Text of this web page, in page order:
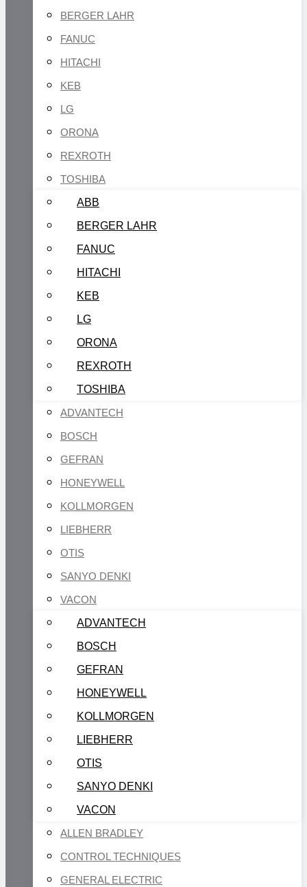
BERGER LAHR
FANUC
HITACHI
KEB
LG
ORONA
REXROTH
TOSHIBA
ABB
BERGER LAHR
FANUC
HITACHI
KEB
LG
ORONA
REXROTH
TOSHIBA
ADVANTECH
BOSCH
GEFRAN
HONEYWELL
KOLLMORGEN
LIEBHERR
OTIS
SANYO DENKI
VACON
ADVANTECH
BOSCH
GEFRAN
HONEYWELL
KOLLMORGEN
LIEBHERR
OTIS
SANYO DENKI
VACON
ALLEN BRADLEY
CONTROL TECHNIQUES
GENERAL ELECTRIC